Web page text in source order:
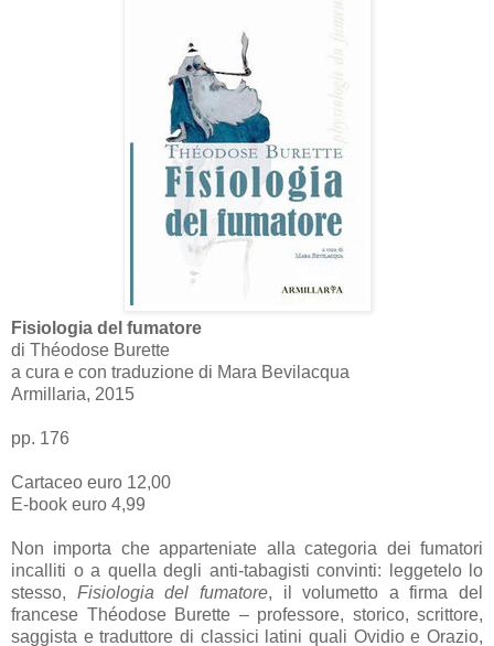
Fisiologia del fumatore
di Théodose Burette
a cura e con traduzione di Mara Bevilacqua
Armillaria, 2015
pp. 176
Cartaceo euro 12,00
E-book euro 4,99
Non importa che apparteniate alla categoria dei fumatori
incalliti o a quella degli anti-tabagisti convinti: leggetelo lo
stesso, Fisiologia del fumatore, il volumetto a firma del
francese Théodose Burette – professore, storico, scrittore,
saggista e traduttore di classici latini quali Ovidio e Orazio,